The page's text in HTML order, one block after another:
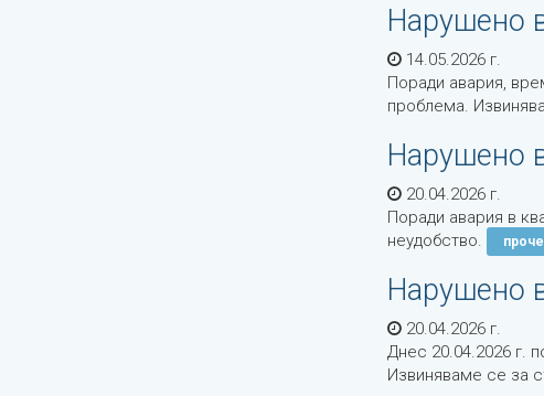
Нарушено
14.05.2026 г.
Поради авария,
проблема.
Нарушено
20.04.2026 г.
Поради авария в
неудобство.
Нарушено
20.04.2026 г.
Днес 20.04.2026 г.
Извиняваме се за